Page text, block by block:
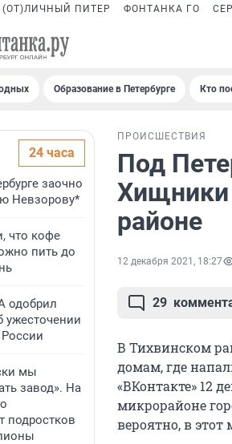
(ОТ)ЛИЧНЫЙ ПИТЕР ФОНТАНКА ГО
Образование в Петербурге Кто
24 часа
заочно
Невзорову*
что кофе
пить до
одобрил
ужесточении
мы
завод». На
подростков
ПРОИСШЕСТВИЯ
Под
Хищники
районе
12 декабря 2021, 18:27
29
В Тихвинском
домам, где
«ВКонтакте» 12
микрорайоне
вероятно, в этот